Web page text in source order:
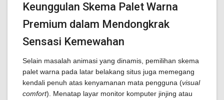
Keunggulan Skema Palet Warna
Premium dalam Mendongkrak
Sensasi Kemewahan
Selain masalah animasi yang dinamis, pemilihan skema
palet warna pada latar belakang situs juga memegang
kendali penuh atas kenyamanan mata pengguna (visual
comfort). Menatap layar monitor komputer jinjing atau